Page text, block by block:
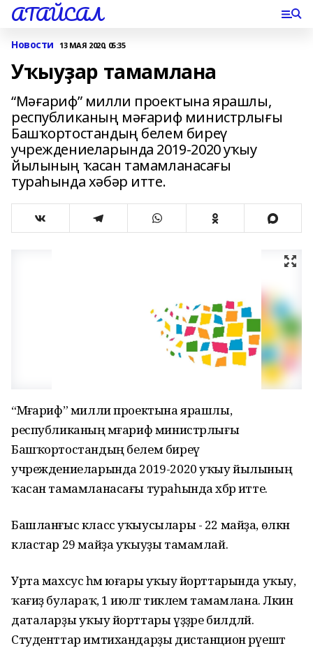
АТАЙСАЛ
Новости 13 МАЯ 2020, 05:35
Уҡыуҙар тамамлана
“Мәғариф” милли проектына ярашлы,
республиканың мәғариф министрлығы
Башҡортостандың белем биреү
учреждениеларында 2019-2020 уҡыу
йылының ҡасан тамамланасағы
тураһында хәбәр итте.
“Мәғариф” милли проектына ярашлы,
республиканың мәғариф министрлығы
Башҡортостандың белем биреү
учреждениеларында 2019-2020 уҡыу йылының
ҡасан тамамланасағы тураһында хәбәр итте.
Башланғыс класс уҡыусылары - 22 майҙа, өлкән
кластар 29 майҙа уҡыуҙы тамамлай.
Урта махсус һәм юғары уҡыу йорттарында уҡыу,
ҡағиҙә булараҡ, 1 июлгә тиклем тамамлана. Ләкин
даталарҙы уҡыу йорттары үҙҙәре билдәләй.
Студенттар имтихандарҙы дистанцион рәүештә